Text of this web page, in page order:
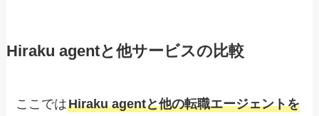
Hiraku agentと他サービスの比較
ここではHiraku agentと他の転職エージェントを